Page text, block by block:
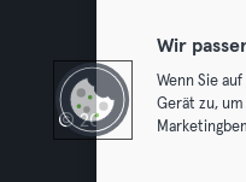
© 2026 Urban Sports
Wir
Wenn Sie
Gerät zu,